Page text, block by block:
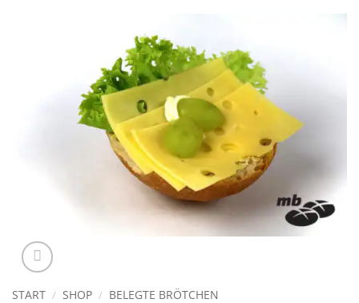
START / SHOP / BELEGTE BRÖTCHEN